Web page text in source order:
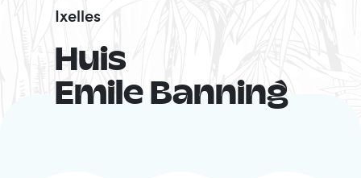
Huis
Emile Banning
Ixelles